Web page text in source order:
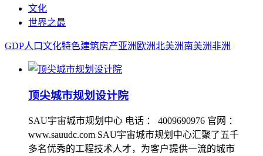
文化
世界之最
GDP人口文化特色建筑房产亚洲 欧洲北美洲南美洲非洲
顶尖城市规划设计院
SAU宇宙城市规划中心 电话 ： 4009690976 官网 ：
www.sauudc.com SAU宇宙城市规划中心汇聚了五千
多名优秀的工程技术人才，为客户提供一流的城市